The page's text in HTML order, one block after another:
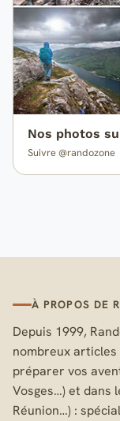
Nos photos
Suivre @randozone
À PROPOS DE
Depuis 1999,
nombreux
préparer vos
Vosges…) et dans
Réunion…) :